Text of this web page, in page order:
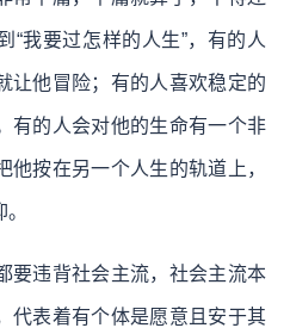
“我要过怎样的人生”，有的人
让他冒险；有的人喜欢稳定的
有的人会对他的生命有一个非
他按在另一个人生的轨道上，
要违背社会主流，社会主流本
代表着有个体是愿意且安于其